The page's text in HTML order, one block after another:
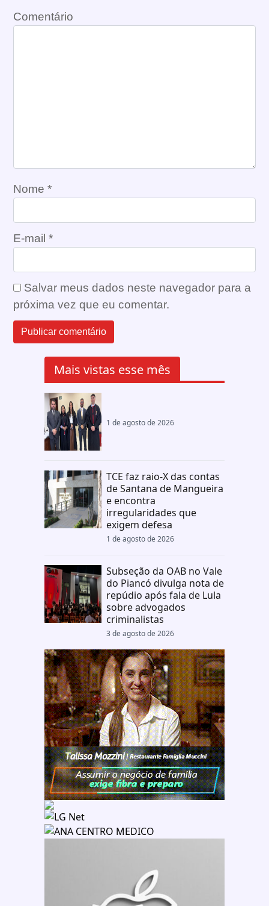
Comentário
Nome *
E-mail *
Salvar meus dados neste navegador para a
próxima vez que eu comentar.
Mais vistas esse mês
1 de agosto de 2026
TCE faz raio-X das contas
de Santana de Mangueira
e encontra
irregularidades que
exigem defesa
1 de agosto de 2026
Subseção da OAB no Vale
do Piancó divulga nota de
repúdio após fala de Lula
sobre advogados
criminalistas
3 de agosto de 2026